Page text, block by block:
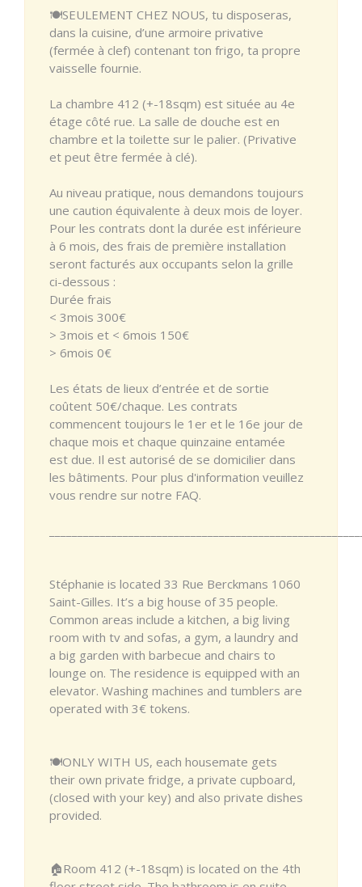
🍽️SEULEMENT CHEZ NOUS, tu disposeras,
dans la cuisine, d’une armoire privative
(fermée à clef) contenant ton frigo, ta propre
vaisselle fournie.
La chambre 412 (+-18sqm) est située au 4e
étage côté rue. La salle de douche est en
chambre et la toilette sur le palier. (Privative
et peut être fermée à clé).
Au niveau pratique, nous demandons toujours
une caution équivalente à deux mois de loyer.
Pour les contrats dont la durée est inférieure
à 6 mois, des frais de première installation
seront facturés aux occupants selon la grille
ci-dessous :
Durée frais
< 3mois 300€
> 3mois et < 6mois 150€
> 6mois 0€
Les états de lieux d’entrée et de sortie
coûtent 50€/chaque. Les contrats
commencent toujours le 1er et le 16e jour de
chaque mois et chaque quinzaine entamée
est due. Il est autorisé de se domicilier dans
les bâtiments. Pour plus d'information veuillez
vous rendre sur notre FAQ.
Stéphanie is located 33 Rue Berckmans 1060
Saint-Gilles. It’s a big house of 35 people.
Common areas include a kitchen, a big living
room with tv and sofas, a gym, a laundry and
a big garden with barbecue and chairs to
lounge on. The residence is equipped with an
elevator. Washing machines and tumblers are
operated with 3€ tokens.
🍽️ONLY WITH US, each housemate gets
their own private fridge, a private cupboard,
(closed with your key) and also private dishes
provided.
🏠Room 412 (+-18sqm) is located on the 4th